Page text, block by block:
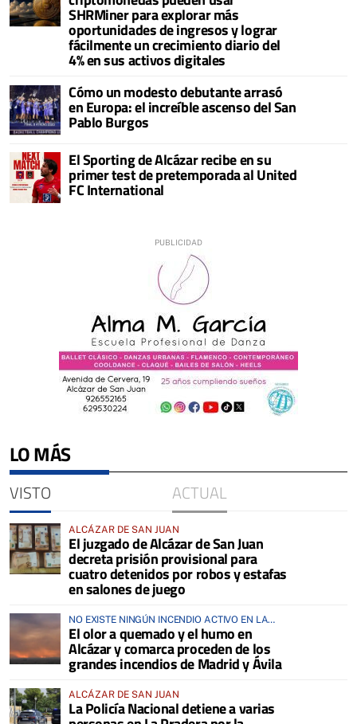
SHRMiner para explorar más
oportunidades de ingresos y lograr
fácilmente un crecimiento diario del
4% en sus activos digitales
Cómo un modesto debutante arrasó
en Europa: el increíble ascenso del San
Pablo Burgos
El Sporting de Alcázar recibe en su
primer test de pretemporada al United
FC International
LO MÁS
VISTO ACTUAL
ALCÁZAR DE SAN JUAN
El juzgado de Alcázar de San Juan
decreta prisión provisional para
cuatro detenidos por robos y estafas
en salones de juego
NO EXISTE NINGÚN INCENDIO ACTIVO EN LA
COMARCA
El olor a quemado y el humo en
Alcázar y comarca proceden de los
grandes incendios de Madrid y Ávila
ALCÁZAR DE SAN JUAN
La Policía Nacional detiene a varias